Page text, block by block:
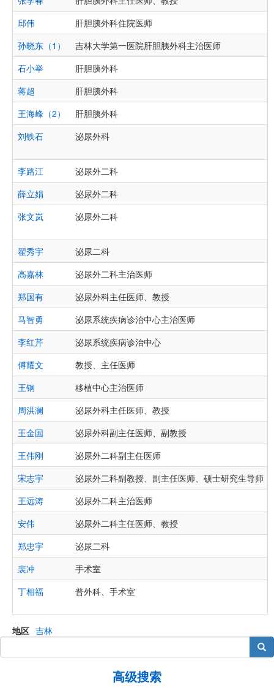
邱伟
肝胆胰外科住院医师
孙晓东（1）
吉林大学第一医院肝胆胰外科主治医师
石小举
肝胆胰外科
蒋超
肝胆胰外科
王海峰（2）
肝胆胰外科
刘铁石
泌尿外科
李路江
泌尿外二科
薛立娟
泌尿外二科
张文岚
泌尿外二科
翟秀宇
泌尿二科
高嘉林
泌尿外二科主治医师
郑国有
泌尿外科主任医师、教授
马智勇
泌尿系统疾病诊治中心主治医师
李红芹
泌尿系统疾病诊治中心
傅耀文
教授、主任医师
王钢
移植中心主治医师
周洪澜
泌尿外科主任医师、教授
王金国
泌尿外科副主任医师、副教授
王伟刚
泌尿外二科副主任医师
宋志宇
泌尿外二科副教授、副主任医师、硕士研究生导师
王远涛
泌尿外二科主治医师
安伟
泌尿外二科主任医师、教授
郑忠宇
泌尿二科
裴冲
手术室
丁相福
普外科、手术室
地区 吉林
搜索
高级搜索